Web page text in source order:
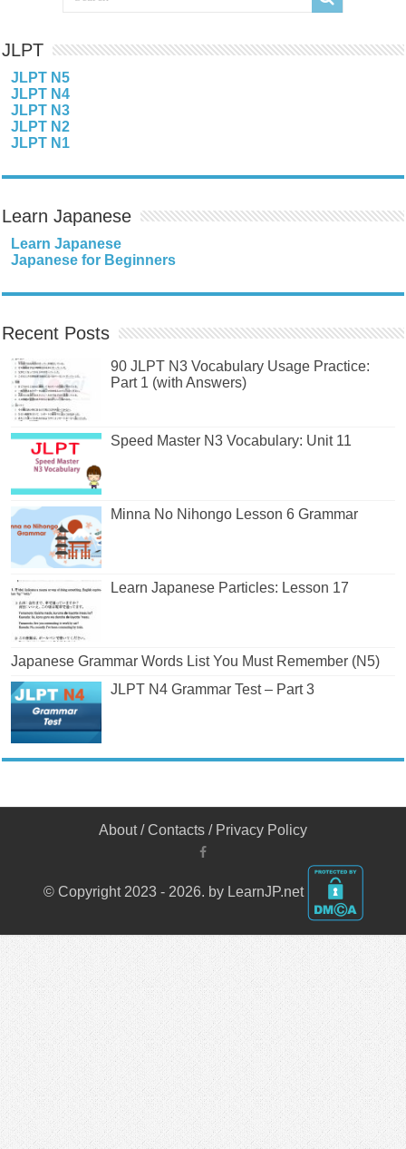
JLPT
JLPT N5
JLPT N4
JLPT N3
JLPT N2
JLPT N1
Learn Japanese
Learn Japanese
Japanese for Beginners
Recent Posts
90 JLPT N3 Vocabulary Usage Practice:
Part 1 (with Answers)
Speed Master N3 Vocabulary: Unit 11
Minna No Nihongo Lesson 6 Grammar
Learn Japanese Particles: Lesson 17
Japanese Grammar Words List You Must Remember (N5)
JLPT N4 Grammar Test – Part 3
About/Contacts / Privacy Policy
© Copyright 2023 - 2026. by LearnJP.net